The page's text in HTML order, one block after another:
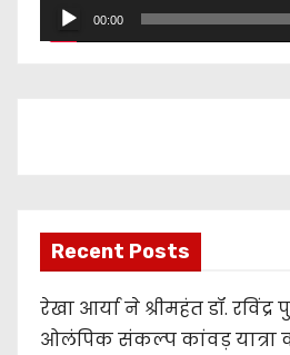
a
00:00
Recent Posts
रेखा आर्या ने श्रीमहंत डॉ. रविंद्र
ओलंपिक संकल्प कांवड़ यात्रा